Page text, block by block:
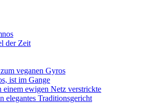
der Zeit
veganen Gyros
ist im Gange
ewigen Netz verstrickte
elegantes Traditionsgericht